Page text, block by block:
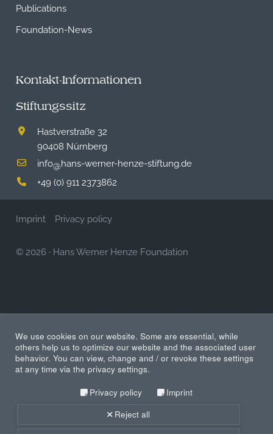
Publications
Foundation-News
Kontakt-Informationen
Stiftungssitz
Hastverstraße 32
90408 Nürnberg
info@hans-werner-henze-stiftung.de
+49 (0) 911 2373862
Imprint Privacy policy
© 2026 · Hans Werner Henze Foundation
We use cookies on our website. Some are essential, while
others help us to optimize our website and the associated user
behavior. You can view, change and / or revoke these settings
at any time via the privacy settings.
Privacy policy
Imprint
Reject all